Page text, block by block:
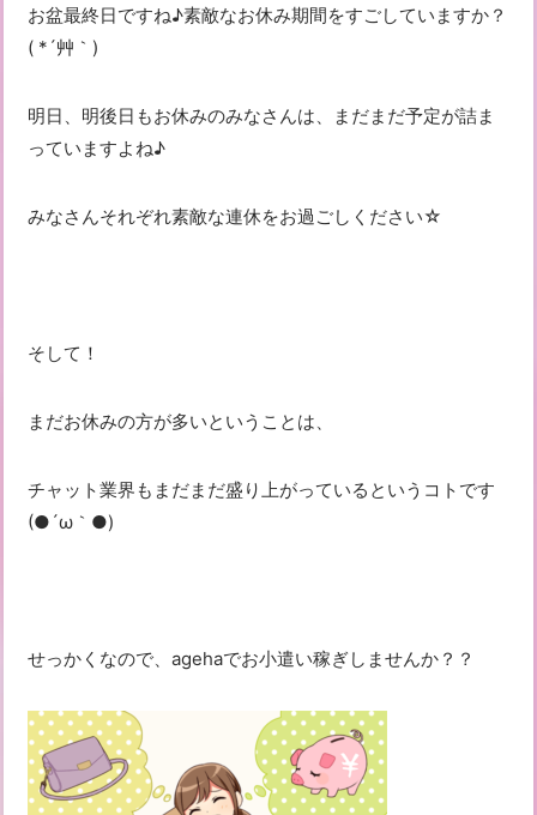
お盆最終日ですね♪素敵なお休み期間をすごしていますか？
( *´艸｀)
明日、明後日もお休みのみなさんは、まだまだ予定が詰ま
っていますよね♪
みなさんそれぞれ素敵な連休をお過ごしください☆
そして！
まだお休みの方が多いということは、
チャット業界もまだまだ盛り上がっているというコトです
(●´ω｀●)
せっかくなので、agehaでお小遣い稼ぎしませんか？？